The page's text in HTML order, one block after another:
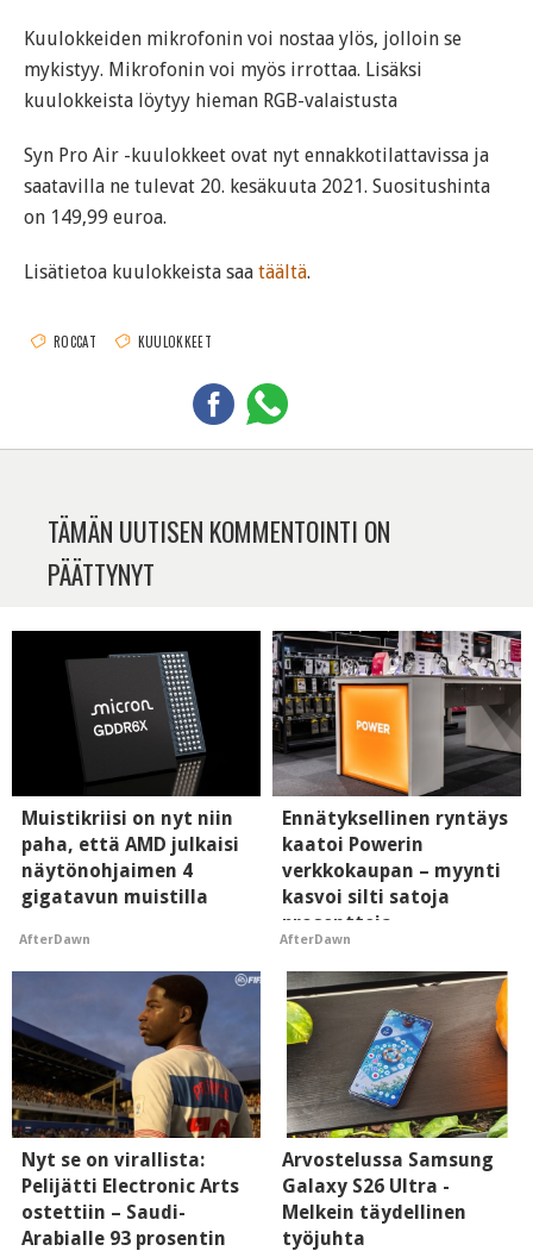
Kuulokkeiden mikrofonin voi nostaa ylös, jolloin se
mykistyy. Mikrofonin voi myös irrottaa. Lisäksi
kuulokkeista löytyy hieman RGB-valaistusta
Syn Pro Air -kuulokkeet ovat nyt ennakkotilattavissa ja
saatavilla ne tulevat 20. kesäkuuta 2021. Suositushinta
on 149,99 euroa.
Lisätietoa kuulokkeista saa täältä.
ROCCAT KUULOKKEET
TÄMÄN UUTISEN KOMMENTOINTI ON
PÄÄTTYNYT
Muistikriisi on nyt niin
paha, että AMD julkaisi
näytönohjaimen 4
gigatavun muistilla
AfterDawn
Ennätyksellinen ryntäys
kaatoi Powerin
verkkokaupan – myynti
kasvoi silti satoja
prosentteja
AfterDawn
Nyt se on virallista:
Pelijätti Electronic Arts
ostettiin – Saudi-
Arabialle 93 prosentin
Arvostelussa Samsung
Galaxy S26 Ultra -
Melkein täydellinen
työjuhta